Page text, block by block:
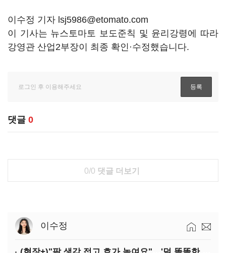
이수정 기자 lsj5986@etomato.com
이 기사는 뉴스토마토 보도준칙 및 윤리강령에 따라
강영관 산업2부장이 최종 확인·수정했습니다.
댓글 0
0/0 댓글 더보기
이수정